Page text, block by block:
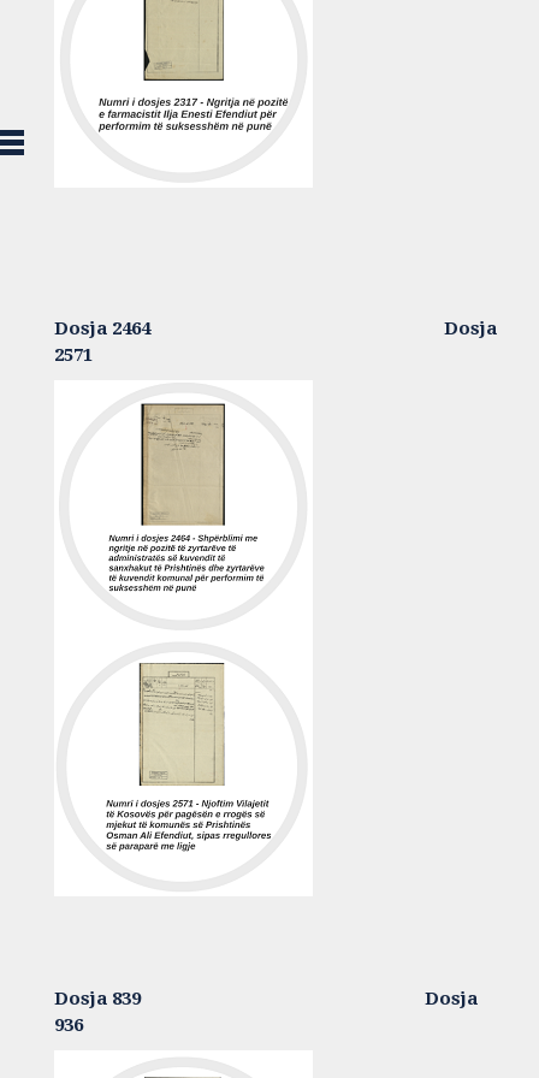
Dosja 2464 Dosja
2571
Dosja 839 Dosja
936